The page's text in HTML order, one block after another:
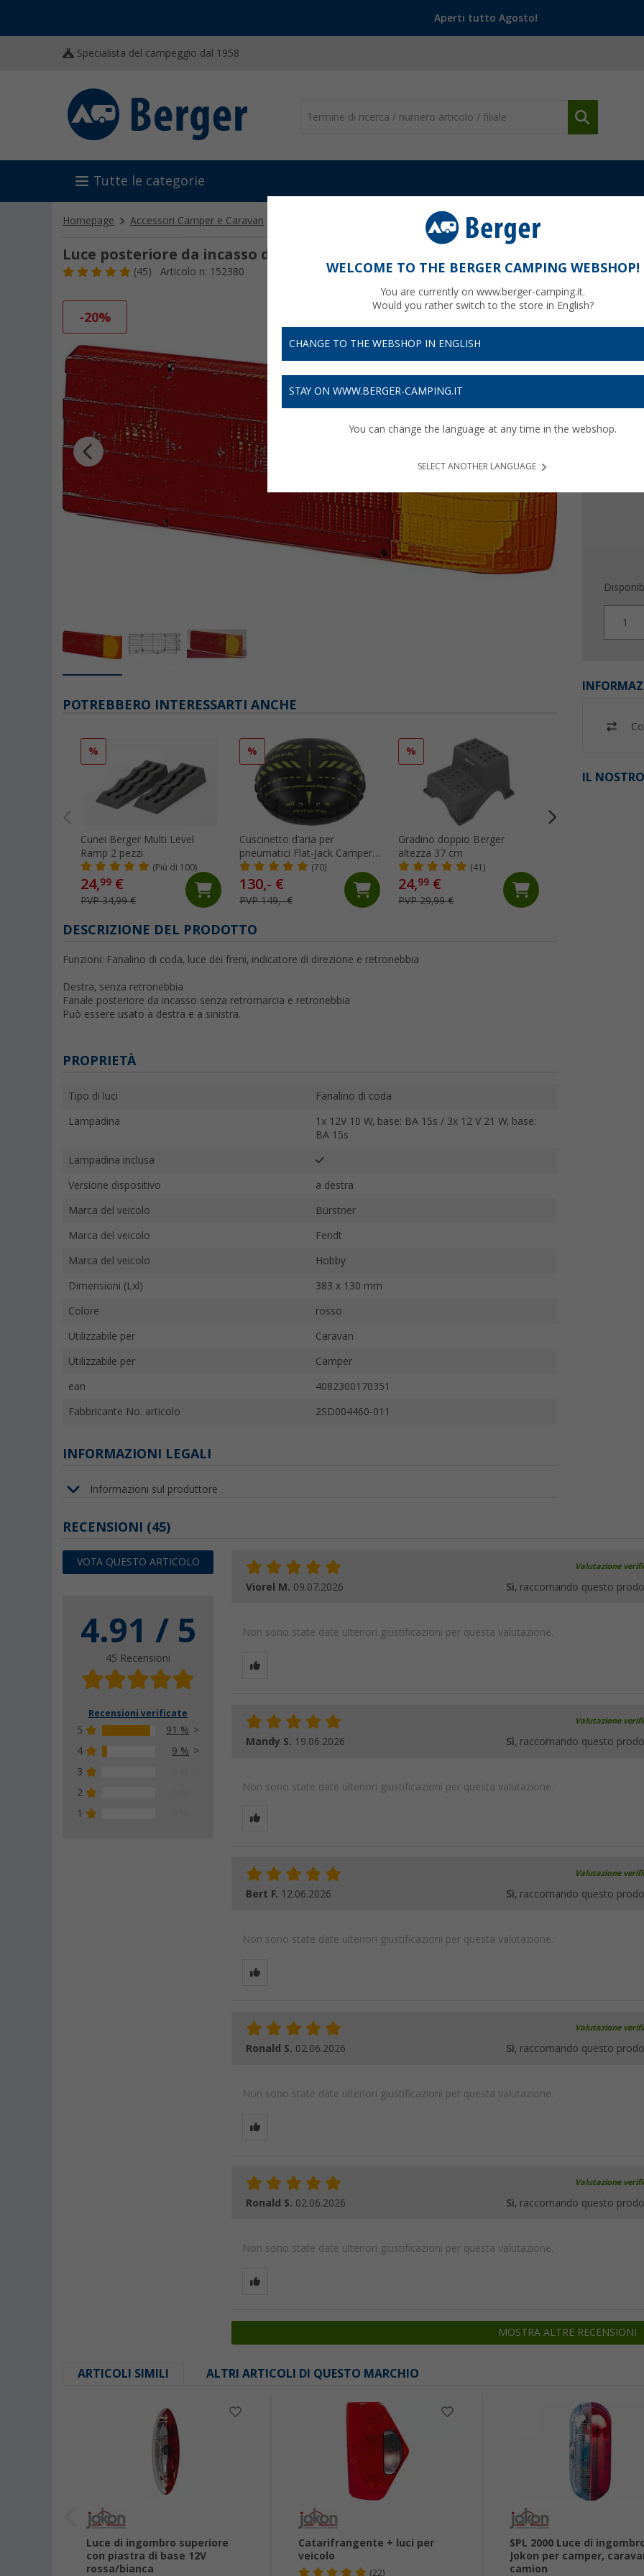
Aperti tutto Agosto!
Specialista del campeggio dal 1958
Tutte le categorie
Homepage Accessori Camper e Caravan Luci veicolo Luce posteriore da incasso
Luce posteriore da incasso destra
(45) Articolo n: 152380
-20%
1
IL
POTREBBERO INTERESSARTI ANCHE
%
Cunei Berger Multi Level
Ramp 2 pezzi
(Più di 100)
24,99 €
PVP 34,99 €
%
Cuscinetto d'aria per
pneumatici Flat-Jack Camper
2.0 per veicoli fino a 6
tonnellate e fino a 305 mm di
larghezza del pneumatico
(70)
130,- €
PVP 149,- €
%
Gradino doppio Berger
altezza 37 cm
(41)
24,99 €
PVP 29,99 €
DESCRIZIONE DEL PRODOTTO
Funzioni: Fanalino di coda, luce dei freni, indicatore di direzione e retronebbia
Destra, senza retronebbia
Fanale posteriore da incasso senza retromarcia e retronebbia
Può essere usato a destra e a sinistra.
PROPRIETÀ
Tipo di luci Fanalino di coda
Lampadina
1x 12V 10 W, base: BA 15s / 3x 12 V 21 W, base:
BA 15s
Lampadina inclusa
Versione dispositivo a destra
Marca del veicolo Bürstner
Marca del veicolo Fendt
Marca del veicolo Hobby
Dimensioni (Lxl) 383 x 130 mm
Colore rosso
Utilizzabile per Caravan
Utilizzabile per Camper
ean 4082300170351
Fabbricante No. articolo 2SD004460-011
INFORMAZIONI LEGALI
Informazioni sul produttore
RECENSIONI (45)
VOTA QUESTO ARTICOLO
4.91 / 5
45 Recensioni
Recensioni verificate
5
91 %
4
9 %
3
2
1
Valutazione
Viorel M. 09.07.2026 Sì, raccomando questo
Non sono state date ulteriori giustificazioni per questa valutazione.
Valutazione
Mandy S. 19.06.2026 Sì, raccomando questo
Non sono state date ulteriori giustificazioni per questa valutazione.
Valutazione
Bert F. 12.06.2026 Sì, raccomando questo
Non sono state date ulteriori giustificazioni per questa valutazione.
Valutazione
Ronald S. 02.06.2026 Sì, raccomando questo
Non sono state date ulteriori giustificazioni per questa valutazione.
Valutazione
Ronald S. 02.06.2026 Sì, raccomando questo
Non sono state date ulteriori giustificazioni per questa valutazione.
MOSTRA ALTRE RECENSIONI
ARTICOLI SIMILI ALTRI ARTICOLI DI QUESTO MARCHIO
Luce di ingombro superiore
con piastra di base 12V
rossa/bianca
Catarifrangente + luci per
veicolo
(22)
SPL 2000 Luce di
Jokon per camper,
camion
WELCOME TO THE BERGER CAMPING WEBSHOP!
You are currently on www.berger-camping.it.
Would you rather switch to the store in English?
CHANGE TO THE WEBSHOP IN ENGLISH
STAY ON WWW.BERGER-CAMPING.IT
You can change the language at any time in the webshop.
SELECT ANOTHER LANGUAGE